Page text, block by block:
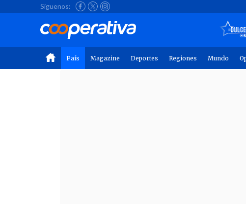
Síguenos:
País Magazine Deportes Regiones Mundo